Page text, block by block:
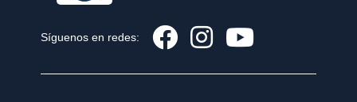
Síguenos en redes: